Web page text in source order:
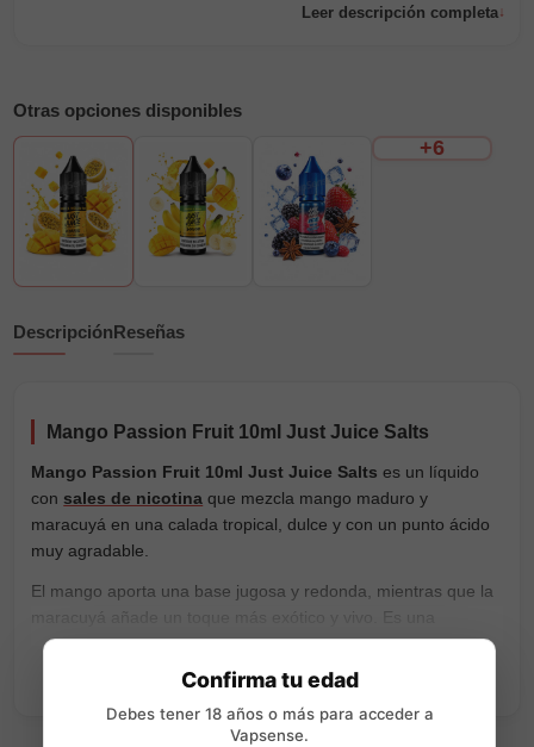
Leer descripción completa
Otras opciones disponibles
+6
DescripciónReseñas
Mango Passion Fruit 10ml Just Juice Salts
Mango Passion Fruit 10ml Just Juice Salts es un líquido
con sales de nicotina que mezcla mango maduro y
maracuyá en una calada tropical, dulce y con un punto ácido
muy agradable.
El mango aporta una base jugosa y redonda, mientras que la
maracuyá añade un toque más exótico y vivo. Es una
combinación frutal intensa, pero equilibrada, pensada para
quienes buscan unas sales tropicales con sabor claro y fácil
encaja muy bien en pods, dispositivos
Confirma tu edad
Debes tener 18 años o más para acceder a
Vapsense.